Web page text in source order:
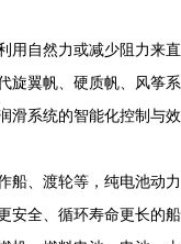
用自然力或减少阻力来直
旋翼帆、硬质帆、风筝系
滑系统的智能化控制与效
船、渡轮等，纯电池动力
安全、循环寿命更长的船